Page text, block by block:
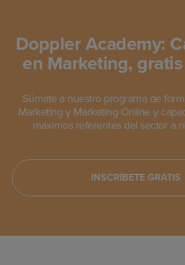
Doppler Academy:
en Marketing,
Súmate a nuestro programa de
Marketing y Marketing Online y
máximos referentes del sector a
INSCRÍBETE GRATIS